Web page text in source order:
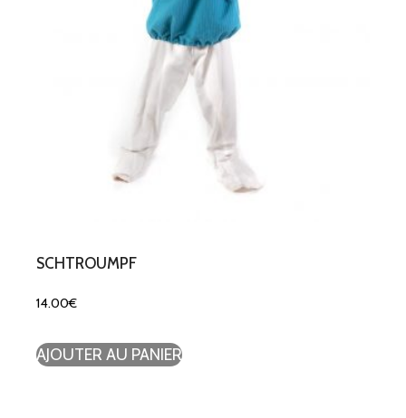
SCHTROUMPF
14.00€
AJOUTER AU PANIER